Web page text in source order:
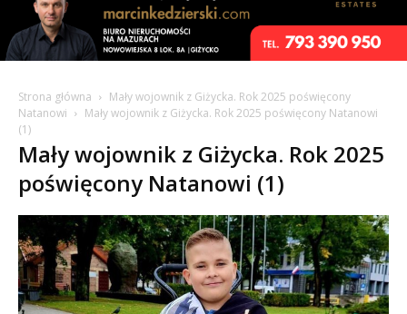
Strona główna
Mały wojownik z Giżycka. Rok 2025 poświęcony
Natanowi
Mały wojownik z Giżycka. Rok 2025 poświęcony Natanowi
(1)
Mały wojownik z Giżycka. Rok 2025
poświęcony Natanowi (1)